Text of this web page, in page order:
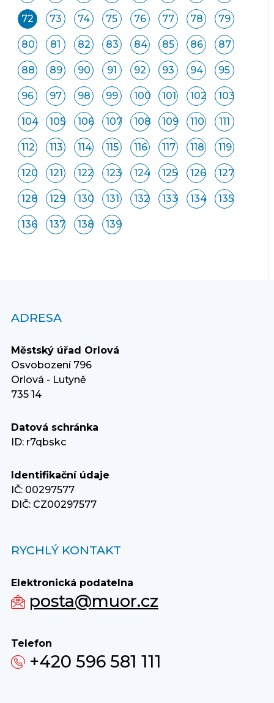
72 73 74 75 76 77 78 79
80 81 82 83 84 85 86 87
88 89 90 91 92 93 94 95
96 97 98 99 100 101 102 103
104 105 106 107 108 109 110 111
112 113 114 115 116 117 118 119
120 121 122 123 124 125 126 127
128 129 130 131 132 133 134 135
136 137 138 139
ADRESA
Městský úřad Orlová
Osvobození 796
Orlová - Lutyně
735 14
Datová schránka
ID: r7qbskc
Identifikační údaje
IČ: 00297577
DIČ: CZ00297577
RYCHLÝ KONTAKT
Elektronická podatelna
posta@muor.cz
Telefon
+420 596 581 111